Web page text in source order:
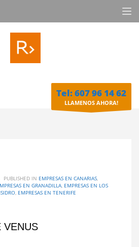
Tel: 607 96 14 62
LLAMENOS AHORA!
PUBLISHED IN EMPRESAS EN CANARIAS,
EN GRANADILLA, EMPRESAS EN LOS
, EMPRESAS EN TENERIFE
VENUS